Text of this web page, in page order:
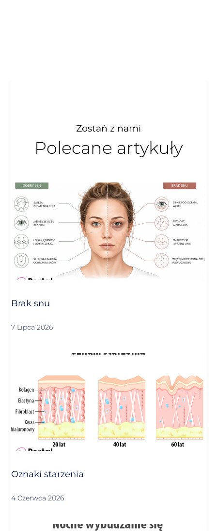
Zostań z nami
Polecane artykuły
Brak snu
7 Lipca 2026
Oznaki starzenia
4 Czerwca 2026